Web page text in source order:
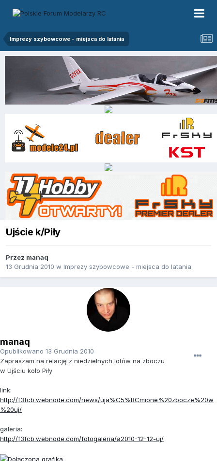
Imprezy szybowcowe - miejsca do latania
Ujście k/Piły
Przez manaq
13 Grudnia 2010 w Imprezy szybowcowe - miejsca do latania
manaq
Opublikowano 13 Grudnia 2010
Zapraszam na relację z niedzielnych lotów na zboczu
w Ujściu koło Piły
link:
http://f3fcb.webnode.com/news/uja%C5%BCmione%20zbocze%20w
%20uj/
galeria:
http://f3fcb.webnode.com/fotogaleria/a2010-12-12-uj/